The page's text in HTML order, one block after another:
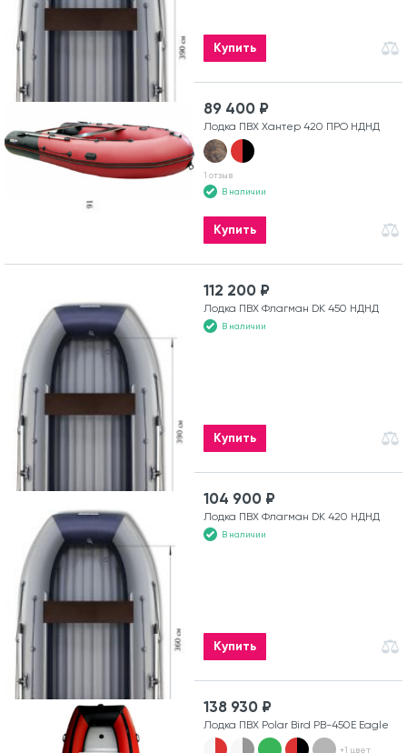
Купить
89 400 ₽
Лодка ПВХ Хантер 420 ПРО НДНД
1 отзыв
В наличии
Купить
112 200 ₽
Лодка ПВХ Флагман DK 450 НДНД
В наличии
Купить
104 900 ₽
Лодка ПВХ Флагман DK 420 НДНД
В наличии
Купить
138 930 ₽
Лодка ПВХ Polar Bird PB-450E Eagle
+1 цвет